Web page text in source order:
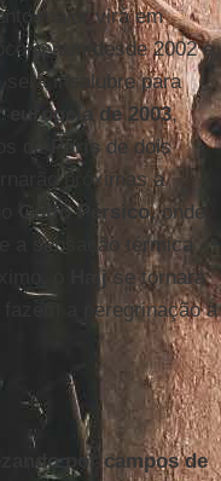
maior virá em
desde 2002 e,
insalubre para
de 2003,
de
Parisde dois
próximas a
Golfo Pérsico, onde,
a sensação térmica
o
Hajj se tornará
a peregrinação a
por campos de